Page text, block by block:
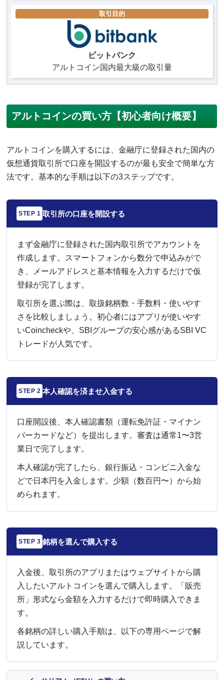
取引目的
ビットバンク
アルトコイン国内最大級の取引量
アルトコインの買い方【初心者向け概要】
アルトコインを購入するには、金融庁に登録された国内の
仮想通貨取引所で口座を開設するのが最も安全で簡単な方
法です。基本的な手順は以下の3ステップです。
STEP 1 取引所の口座を開設する
まず金融庁に登録された国内取引所でアカウントを
作成します。スマートフォンから数分で申込みがで
き、メールアドレスと基本情報を入力するだけで仮
登録が完了します。
取引所を選ぶ際は、取扱銘柄数・手数料・使いやす
さを比較しましょう。初心者にはアプリが使いやす
いCoincheckや、SBIグループの安心感があるSBI VC
トレードが人気です。
STEP 2 本人確認を済ませ入金する
口座開設後、本人確認書類（運転免許証・マイナン
バーカードなど）を提出します。審査は通常1〜3営
業日で完了します。
本人確認が完了したら、銀行振込・コンビニ入金な
どで日本円を入金します。少額（数百円〜）から始
められます。
STEP 3 銘柄を選んで購入する
入金後、取引所のアプリまたはウェブサイトから購
入したいアルトコインを選んで購入します。「販売
所」形式なら金額を入力するだけで即時購入できま
す。
各銘柄の詳しい購入手順は、以下の専用ページで解
説しています。